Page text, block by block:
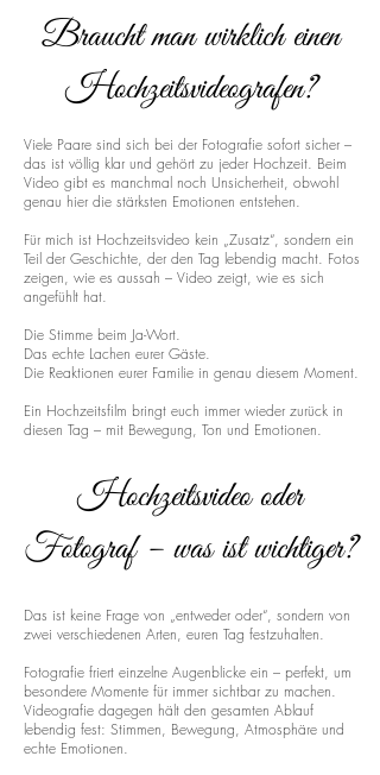
Braucht man wirklich einen
Hochzeitsvideografen?
Viele Paare sind sich bei der Fotografie sofort sicher –
das ist völlig klar und gehört zu jeder Hochzeit. Beim
Video gibt es manchmal noch Unsicherheit, obwohl
genau hier die stärksten Emotionen entstehen.
Für mich ist Hochzeitsvideo kein „Zusatz“, sondern ein
Teil der Geschichte, der den Tag lebendig macht. Fotos
zeigen, wie es aussah – Video zeigt, wie es sich
angefühlt hat.
Die Stimme beim Ja-Wort.
Das echte Lachen eurer Gäste.
Die Reaktionen eurer Familie in genau diesem Moment.
Ein Hochzeitsfilm bringt euch immer wieder zurück in
diesen Tag – mit Bewegung, Ton und Emotionen.
Hochzeitsvideo oder
Fotograf – was ist wichtiger?
Das ist keine Frage von „entweder oder“, sondern von
zwei verschiedenen Arten, euren Tag festzuhalten.
Fotografie friert einzelne Augenblicke ein – perfekt, um
besondere Momente für immer sichtbar zu machen.
Videografie dagegen hält den gesamten Ablauf
lebendig fest: Stimmen, Bewegung, Atmosphäre und
echte Emotionen.